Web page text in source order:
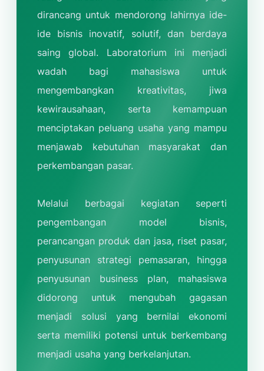
dirancang untuk mendorong lahirnya ide-
ide bisnis inovatif, solutif, dan berdaya
saing global. Laboratorium ini menjadi
wadah bagi mahasiswa untuk
mengembangkan kreativitas, jiwa
kewirausahaan, serta kemampuan
menciptakan peluang usaha yang mampu
menjawab kebutuhan masyarakat dan
perkembangan pasar.
Melalui berbagai kegiatan seperti
pengembangan model bisnis,
perancangan produk dan jasa, riset pasar,
penyusunan strategi pemasaran, hingga
penyusunan business plan, mahasiswa
didorong untuk mengubah gagasan
menjadi solusi yang bernilai ekonomi
serta memiliki potensi untuk berkembang
menjadi usaha yang berkelanjutan.